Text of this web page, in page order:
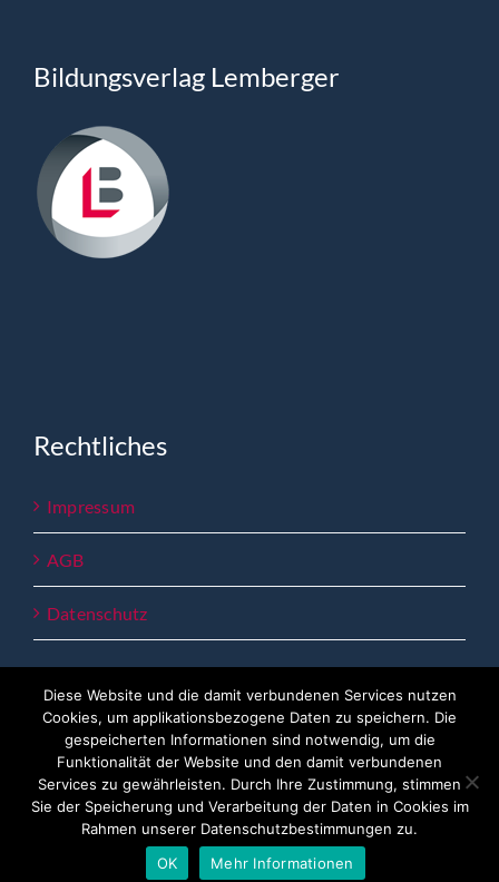
Bildungsverlag Lemberger
Rechtliches
Impressum
AGB
Datenschutz
copyright 2023 - Lemberger Bildung
Facebook
Diese Website und die damit verbundenen Services nutzen
Cookies, um applikationsbezogene Daten zu speichern. Die
gespeicherten Informationen sind notwendig, um die
Funktionalität der Website und den damit verbundenen
Services zu gewährleisten. Durch Ihre Zustimmung, stimmen
Sie der Speicherung und Verarbeitung der Daten in Cookies im
Rahmen unserer Datenschutzbestimmungen zu.
OK
Mehr Informationen